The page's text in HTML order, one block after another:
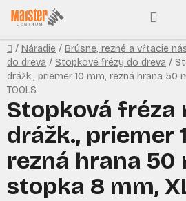
Prejsť
na
obsah
Domov
/ Náradie / Brúsne, rezné a vŕtacie
do dreva / Stopkové frézy do dreva /
drážk., priemer 10 mm, rezná hrana 50
TOOLS
Stopková fréza
drážk., priemer
rezná hrana 50
stopka 8 mm,